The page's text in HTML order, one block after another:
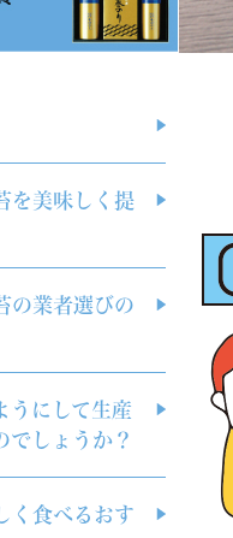
を美味しく提
の業者選びの
うにして生産
でしょうか？
く食べるおす